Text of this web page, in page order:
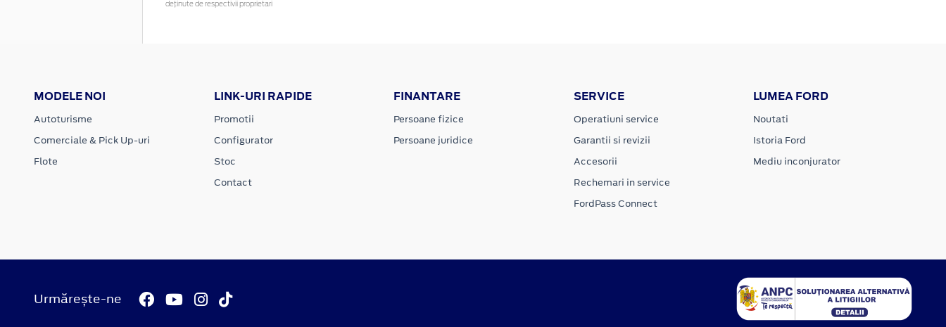
deținute de respectivii proprietari
MODELE NOI
Autoturisme
Comerciale & Pick Up-uri
Flote
LINK-URI RAPIDE
Promotii
Configurator
Stoc
Contact
FINANTARE
Persoane fizice
Persoane juridice
SERVICE
Operatiuni service
Garantii si revizii
Accesorii
Rechemari in service
FordPass Connect
LUMEA FORD
Noutati
Istoria Ford
Mediu inconjurator
Urmărește-ne